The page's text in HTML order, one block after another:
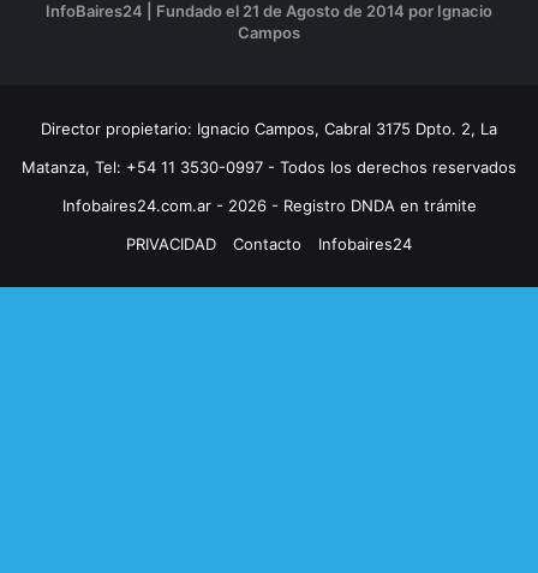
InfoBaires24 | Fundado el 21 de Agosto de 2014 por Ignacio
Campos
Director propietario: Ignacio Campos, Cabral 3175 Dpto. 2, La
Matanza, Tel: +54 11 3530-0997 - Todos los derechos reservados
Infobaires24.com.ar - 2026 - Registro DNDA en trámite
PRIVACIDAD
Contacto Infobaires24